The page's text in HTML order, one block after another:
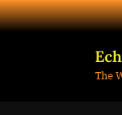
Skip
to
The